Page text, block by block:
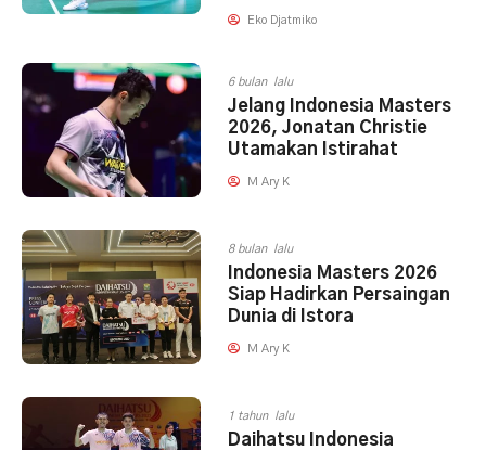
Eko Djatmiko
6 bulan lalu
Jelang Indonesia Masters
2026, Jonatan Christie
Utamakan Istirahat
M Ary K
8 bulan lalu
Indonesia Masters 2026
Siap Hadirkan Persaingan
Dunia di Istora
M Ary K
1 tahun lalu
Daihatsu Indonesia